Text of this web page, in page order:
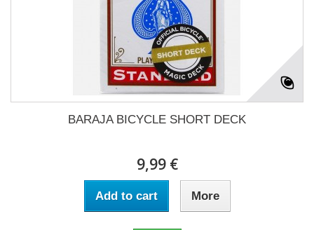
BARAJA BICYCLE SHORT DECK
9,99 €
Add to cart More